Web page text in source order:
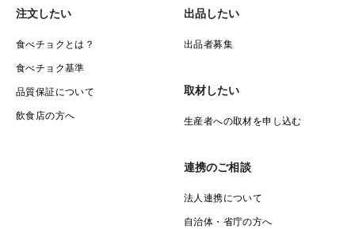
注文したい
食べチョクとは？
食べチョク基準
品質保証について
飲食店の方へ
出品したい
出品者募集
取材したい
生産者への取材を申し込む
連携のご相談
法人連携について
自治体・省庁の方へ